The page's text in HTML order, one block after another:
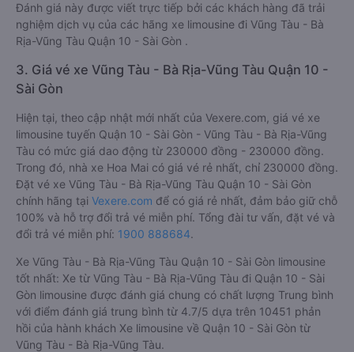
Đánh giá này được viết trực tiếp bởi các khách hàng đã trải
nghiệm dịch vụ của các hãng xe limousine đi Vũng Tàu - Bà
Rịa-Vũng Tàu Quận 10 - Sài Gòn .
3. Giá vé xe Vũng Tàu - Bà Rịa-Vũng Tàu Quận 10 -
Sài Gòn
Hiện tại, theo cập nhật mới nhất của Vexere.com, giá vé xe
limousine tuyến Quận 10 - Sài Gòn - Vũng Tàu - Bà Rịa-Vũng
Tàu có mức giá dao động từ 230000 đồng - 230000 đồng.
Trong đó, nhà xe Hoa Mai có giá vé rẻ nhất, chỉ 230000 đồng.
Đặt vé xe Vũng Tàu - Bà Rịa-Vũng Tàu Quận 10 - Sài Gòn
chính hãng tại Vexere.com để có giá rẻ nhất, đảm bảo giữ chỗ
100% và hỗ trợ đổi trả vé miễn phí. Tổng đài tư vấn, đặt vé và
đổi trả vé miễn phí: 1900 888684.
Xe Vũng Tàu - Bà Rịa-Vũng Tàu Quận 10 - Sài Gòn limousine
tốt nhất: Xe từ Vũng Tàu - Bà Rịa-Vũng Tàu đi Quận 10 - Sài
Gòn limousine được đánh giá chung có chất lượng Trung bình
với điểm đánh giá trung bình từ 4.7/5 dựa trên 10451 phản
hồi của hành khách Xe limousine về Quận 10 - Sài Gòn từ
Vũng Tàu - Bà Rịa-Vũng Tàu.